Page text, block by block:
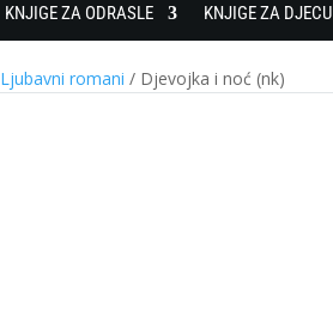
KNJIGE ZA ODRASLE KNJIGE ZA DJECU
Ljubavni romani / Djevojka i noć (nk)